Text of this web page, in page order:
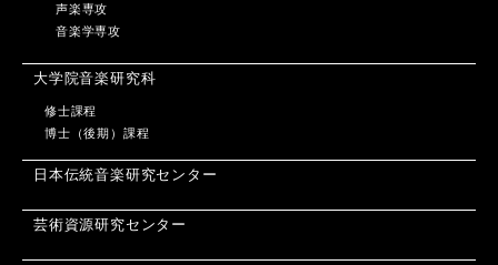
声楽専攻
音楽学専攻
大学院音楽研究科
修士課程
博士（後期）課程
日本伝統音楽研究センター
芸術資源研究センター